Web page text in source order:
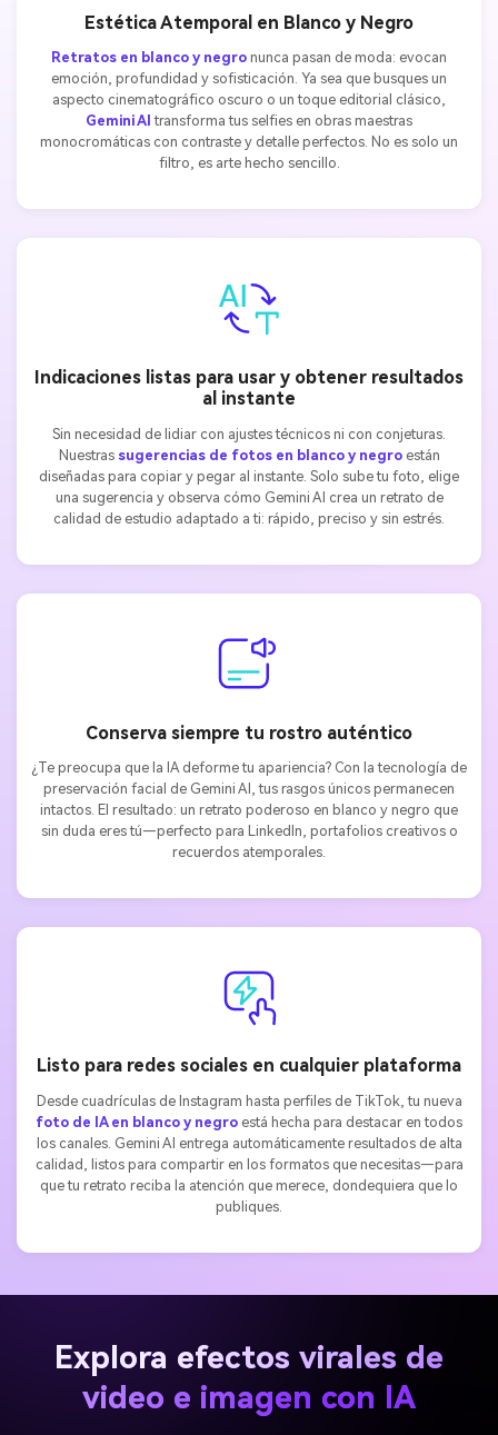
Estética Atemporal en Blanco y Negro
Retratos en blanco y negro nunca pasan de moda: evocan
emoción, profundidad y sofisticación. Ya sea que busques un
aspecto cinematográfico oscuro o un toque editorial clásico,
Gemini AI transforma tus selfies en obras maestras
monocromáticas con contraste y detalle perfectos. No es solo un
filtro, es arte hecho sencillo.
Indicaciones listas para usar y obtener resultados
al instante
Sin necesidad de lidiar con ajustes técnicos ni con conjeturas.
Nuestras sugerencias de fotos en blanco y negro están
diseñadas para copiar y pegar al instante. Solo sube tu foto, elige
una sugerencia y observa cómo Gemini AI crea un retrato de
calidad de estudio adaptado a ti: rápido, preciso y sin estrés.
Conserva siempre tu rostro auténtico
¿Te preocupa que la IA deforme tu apariencia? Con la tecnología de
preservación facial de Gemini AI, tus rasgos únicos permanecen
intactos. El resultado: un retrato poderoso en blanco y negro que
sin duda eres tú—perfecto para LinkedIn, portafolios creativos o
recuerdos atemporales.
Listo para redes sociales en cualquier plataforma
Desde cuadrículas de Instagram hasta perfiles de TikTok, tu nueva
foto de IA en blanco y negro está hecha para destacar en todos
los canales. Gemini AI entrega automáticamente resultados de alta
calidad, listos para compartir en los formatos que necesitas—para
que tu retrato reciba la atención que merece, dondequiera que lo
publiques.
Explora efectos virales de
video e imagen con IA